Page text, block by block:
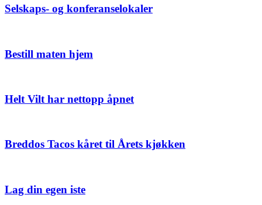
Selskaps- og konferanselokaler
Bestill maten hjem
Helt Vilt har nettopp åpnet
Breddos Tacos kåret til Årets kjøkken
Lag din egen iste